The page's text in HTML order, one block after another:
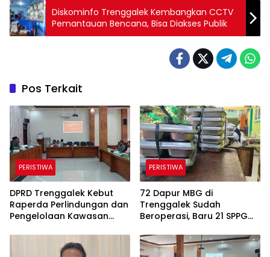
Diskominfo Trenggalek Kembangkan CCTV
Pemantauan Bencana, Bisa Diakses Publik
Pos Terkait
PERISTIWA
DPRD Trenggalek Kebut
Raperda Perlindungan dan
Pengelolaan Kawasan
PERISTIWA
72 Dapur MBG di
Trenggalek Sudah
Beroperasi, Baru 21 SPPG
Komunikasi Jadi
Tantangan